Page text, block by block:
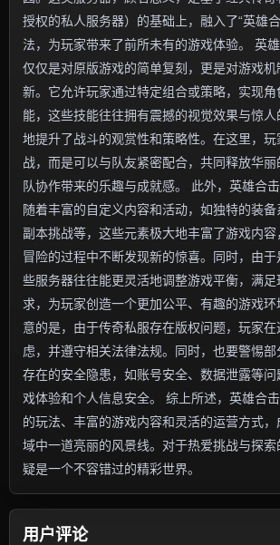
授权的私人服务器）的基础上，融入了“英雄
法，为玩家带来了前所未有的游戏体验。 英
仅仅是对原版游戏的简单复刻，更是对游戏机
新。它允许玩家通过特定组合或策略，实现
能，这些技能往往拥有震撼的视觉效果与惊
地提升了战斗的观赏性和策略性。在这里，
战，而是可以与队友紧密配合，共同释放华丽
队协作带来的乐趣与成就感。 此外，英雄合
随着丰富的自定义内容和活动，如独特的装备
副本挑战等，这些元素极大地丰富了游戏内
冒险的过程中不断发现新的惊喜。同时，由
些服务器往往能更灵活地调整游戏平衡，满足
求，为玩家创造一个更加公平、有趣的游戏
意的是，由于传奇私服存在版权问题，玩家
虑，并遵守相关法律法规。同时，也要警惕
存在的安全隐患，如账号安全、数据泄露等
戏体验和个人信息安全。 综上所述，英雄合
的玩法、丰富的游戏内容和灵活的运营方式
域中一道亮丽的风景线。对于热爱挑战与探
疑是一个不容错过的精彩世界。
用户评论